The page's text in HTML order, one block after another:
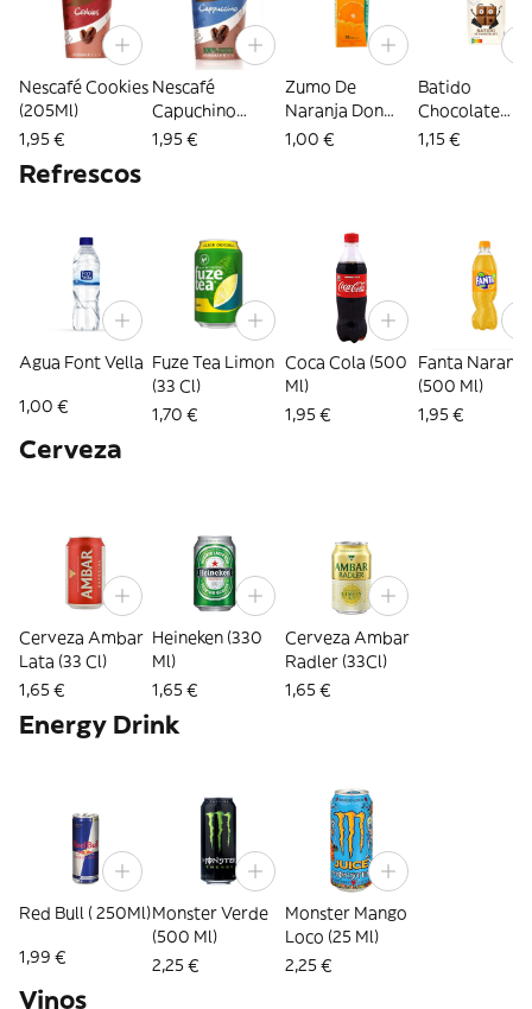
Nescafé Cookies
(205Ml)
1,95 €
Nescafé
Capuchino
(205Ml)
1,95 €
Zumo De
Naranja Don
Simon (200 Ml)
1,00 €
Batido
Chocolate
Pascual
1,15 €
Refrescos
Agua Font Vella
1,00 €
Fuze Tea Limon
(33 Cl)
1,70 €
Coca Cola (500
Ml)
1,95 €
Fanta Naranja
(500 Ml)
1,95 €
Cerveza
Cerveza Ambar
Lata (33 Cl)
1,65 €
Heineken (330
Ml)
1,65 €
Cerveza Ambar
Radler (33Cl)
1,65 €
Energy Drink
Red Bull ( 250Ml)
1,99 €
Monster Verde
(500 Ml)
2,25 €
Monster Mango
Loco (25 Ml)
2,25 €
Vinos